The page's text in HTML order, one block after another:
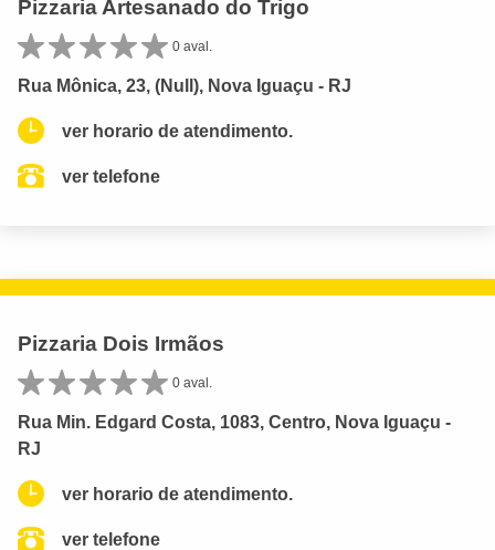
Pizzaria Artesanado do Trigo
0 aval.
Rua Mônica, 23, (Null), Nova Iguaçu - RJ
ver horario de atendimento.
ver telefone
Pizzaria Dois Irmãos
0 aval.
Rua Min. Edgard Costa, 1083, Centro, Nova Iguaçu -
RJ
ver horario de atendimento.
ver telefone